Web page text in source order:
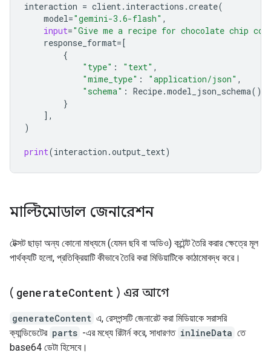
interaction = client. interactions .create(
model="gemini-3.6-flash" ,
input="Give me a recipe for chocolate chip
response_format=[
{
"type" : "text" ,
"mime_type" : "application/json" ,
"schema" : Recipe.model_json_schema(),
}
],
)
print(interaction .output_text)
মাল্টিমোডাল জেনারেশন
টেক্সট ছাড়া অন্য কোনো মাধ্যমে (যেমন ছবি বা অডিও) কন্টেন্ট তৈরি করার ক্ষেত্রে মূল
পার্থক্যটি হলো, প্রতিক্রিয়াটি কীভাবে তৈরি করা মিডিয়াটিকে কাঠামোবদ্ধ করে।
( generateContent ) এর আগে
generateContent এ, রেসপন্সটি জেনারেট করা মিডিয়াকে সরাসরি
ক্যান্ডিডেটের parts -এর মধ্যে রিটার্ন করে, সাধারণত inlineData তে
base64 ডেটা হিসেবে।